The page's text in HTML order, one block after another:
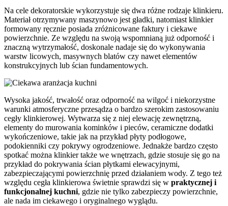
Na cele dekoratorskie wykorzystuje się dwa różne rodzaje klinkieru.
Materiał otrzymywany maszynowo jest gładki, natomiast klinkier
formowany ręcznie posiada zróżnicowane faktury i ciekawe
powierzchnie. Ze względu na swoją wspomnianą już odporność i
znaczną wytrzymałość, doskonale nadaje się do wykonywania
warstw licowych, masywnych blatów czy nawet elementów
konstrukcyjnych lub ścian fundamentowych.
Wysoka jakość, trwałość oraz odporność na wilgoć i niekorzystne
warunki atmosferyczne przesądza o bardzo szerokim zastosowaniu
cegły klinkierowej. Wytwarza się z niej elewację zewnętrzną,
elementy do murowania kominków i pieców, ceramiczne dodatki
wykończeniowe, takie jak na przykład płyty podłogowe,
podokienniki czy pokrywy ogrodzeniowe. Jednakże bardzo często
spotkać można klinkier także we wnętrzach, gdzie stosuje się go na
przykład do pokrywania ścian płytkami elewacyjnymi,
zabezpieczającymi powierzchnię przed działaniem wody. Z tego też
względu cegła klinkierowa świetnie sprawdzi się w praktycznej i
funkcjonalnej kuchni, gdzie nie tylko zabezpieczy powierzchnie,
ale nada im ciekawego i oryginalnego wyglądu.